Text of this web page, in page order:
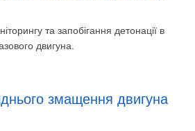
та запобігання детонації в
двигуна.
змащення двигуна